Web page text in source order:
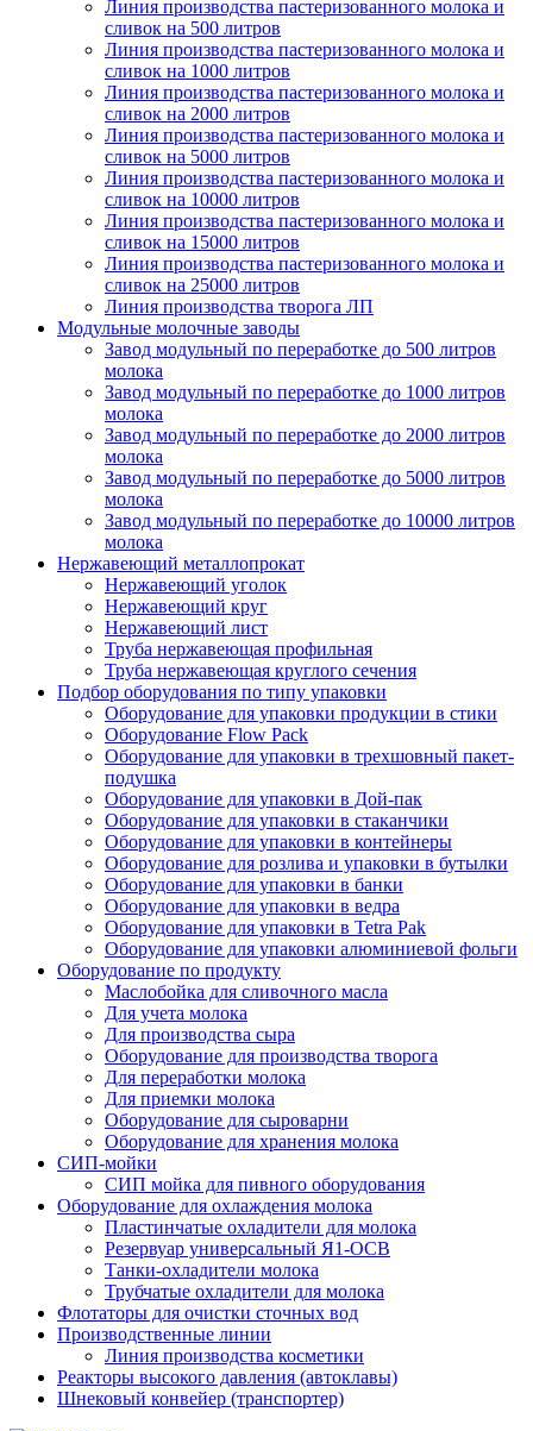
Линия производства пастеризованного молока и
сливок на 500 литров
Линия производства пастеризованного молока и
сливок на 1000 литров
Линия производства пастеризованного молока и
сливок на 2000 литров
Линия производства пастеризованного молока и
сливок на 5000 литров
Линия производства пастеризованного молока и
сливок на 10000 литров
Линия производства пастеризованного молока и
сливок на 15000 литров
Линия производства пастеризованного молока и
сливок на 25000 литров
Линия производства творога ЛП
Модульные молочные заводы
Завод модульный по переработке до 500 литров
молока
Завод модульный по переработке до 1000 литров
молока
Завод модульный по переработке до 2000 литров
молока
Завод модульный по переработке до 5000 литров
молока
Завод модульный по переработке до 10000 литров
молока
Нержавеющий металлопрокат
Нержавеющий уголок
Нержавеющий круг
Нержавеющий лист
Труба нержавеющая профильная
Труба нержавеющая круглого сечения
Подбор оборудования по типу упаковки
Оборудование для упаковки продукции в стики
Оборудование Flow Pack
Оборудование для упаковки в трехшовный пакет-
подушка
Оборудование для упаковки в Дой-пак
Оборудование для упаковки в стаканчики
Оборудование для упаковки в контейнеры
Оборудование для розлива и упаковки в бутылки
Оборудование для упаковки в банки
Оборудование для упаковки в ведра
Оборудование для упаковки в Tetra Pak
Оборудование для упаковки алюминиевой фольги
Оборудование по продукту
Маслобойка для сливочного масла
Для учета молока
Для производства сыра
Оборудование для производства творога
Для переработки молока
Для приемки молока
Оборудование для сыроварни
Оборудование для хранения молока
СИП-мойки
СИП мойка для пивного оборудования
Оборудование для охлаждения молока
Пластинчатые охладители для молока
Резервуар универсальный Я1-ОСВ
Танки-охладители молока
Трубчатые охладители для молока
Флотаторы для очистки сточных вод
Производственные линии
Линия производства косметики
Реакторы высокого давления (автоклавы)
Шнековый конвейер (транспортер)